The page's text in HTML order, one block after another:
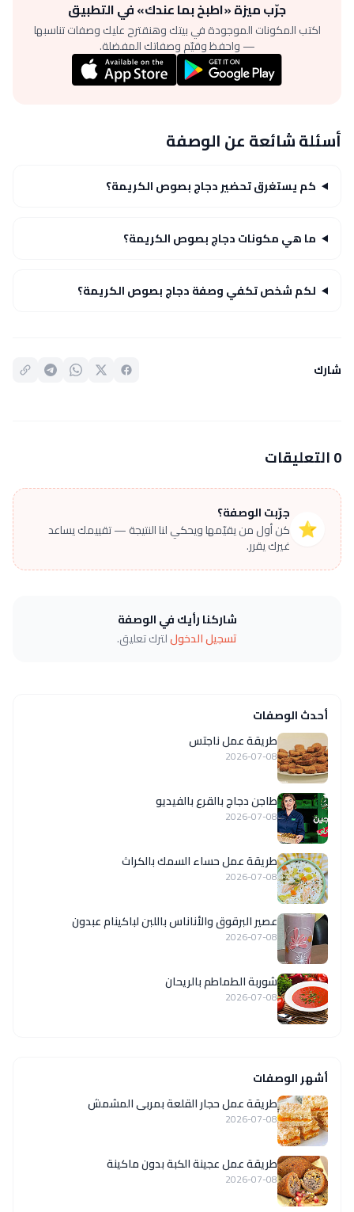
جرّب ميزة «اطبخ بما عندك» في التطبيق
اكتب المكونات الموجودة في بيتك وهنقترح عليك وصفات تناسبها
— واحفظ وقيّم وصفاتك المفضلة.
أسئلة شائعة عن الوصفة
كم يستغرق تحضير دجاج بصوص الكريمة؟
ما هي مكونات دجاج بصوص الكريمة؟
لكم شخص تكفي وصفة دجاج بصوص الكريمة؟
شارك
0 التعليقات
⭐
جرّبت الوصفة؟
كن أول من يقيّمها ويحكي لنا النتيجة — تقييمك يساعد
غيرك يقرر.
شاركنا رأيك في الوصفة
تسجيل الدخوللترك تعليق.
أحدث الوصفات
طريقة عمل ناجتس
2026-07-08
طاجن دجاج بالقرع بالفيديو
2026-07-08
طريقة عمل حساء السمك بالكراث
2026-07-08
عصير البرقوق والأناناس باللبن لباكينام عبدون
2026-07-08
شوربة الطماطم بالريحان
2026-07-08
أشهر الوصفات
طريقة عمل حجار القلعة بمربى المشمش
2026-07-08
طريقة عمل عجينة الكبة بدون ماكينة
2026-07-08